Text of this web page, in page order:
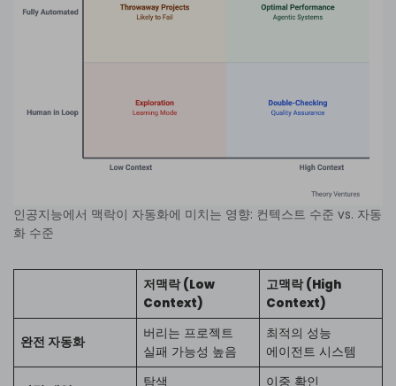
인공지능에서 맥락이 자동화에 미치는 영향: 컨텍스트 수준 vs. 자동
화 수준
저맥락 (Low
Context)
고맥락 (High
Context)
완전 자동화
버리는 프로젝트
실패 가능성 높음
최적의 성능
에이전트 시스템
탐색
이중 확인